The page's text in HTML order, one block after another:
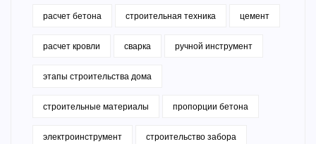
расчет бетона строительная техника цемент
расчет кровли сварка ручной инструмент
этапы строительства дома
строительные материалы пропорции бетона
электроинструмент строительство забора